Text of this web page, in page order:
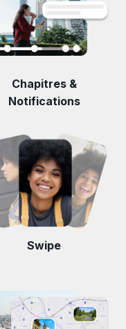
Chapitres &
Notifications
Swipe